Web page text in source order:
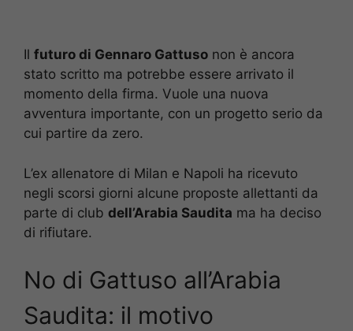
Il futuro di Gennaro Gattuso non è ancora
stato scritto ma potrebbe essere arrivato il
momento della firma. Vuole una nuova
avventura importante, con un progetto serio da
cui partire da zero.
L’ex allenatore di Milan e Napoli ha ricevuto
negli scorsi giorni alcune proposte allettanti da
parte di club dell’Arabia Saudita ma ha deciso
di rifiutare.
No di Gattuso all’Arabia
Saudita: il motivo